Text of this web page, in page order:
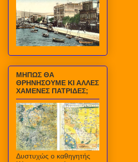
ΜΗΠΩΣ ΘΑ
ΘΡΗΝΗΣΟΥΜΕ ΚΙ ΑΛΛΕΣ
ΧΑΜΕΝΕΣ ΠΑΤΡΙΔΕΣ;
Δυστυχώς ο καθηγητής